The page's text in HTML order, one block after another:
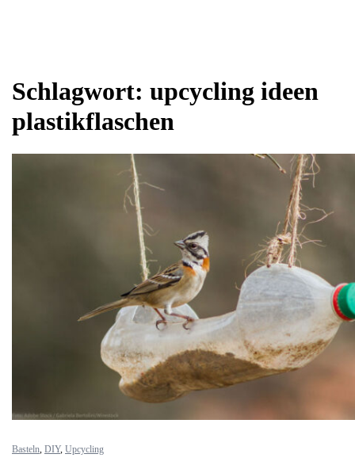
Schlagwort: upcycling ideen
plastikflaschen
Basteln, DIY, Upcycling